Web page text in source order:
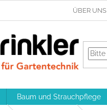
ÜBER UNS
Baum und Strauchpflege